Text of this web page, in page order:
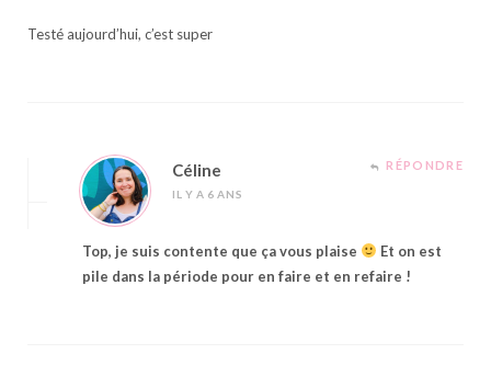
Testé aujourd’hui, c’est super
Céline
IL Y A 6 ANS
RÉPONDRE
Top, je suis contente que ça vous plaise
Et on est
pile dans la période pour en faire et en refaire !